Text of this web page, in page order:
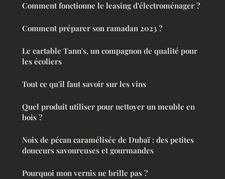
Comment fonctionne le leasing d'électroménager ?
Comment préparer son ramadan 2023 ?
Le cartable Tann's, un compagnon de qualité pour
les écoliers
Tout ce qu'il faut savoir sur les vins
Quel produit utiliser pour nettoyer un meuble en
bois ?
Noix de pécan caramélisée de Dubaï : des petites
douceurs savoureuses et gourmandes
Pourquoi mon vernis ne brille pas ?